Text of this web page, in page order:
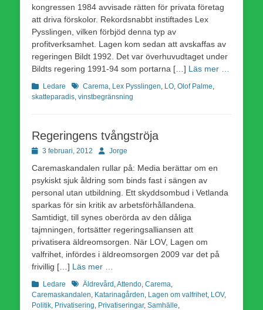
kongressen 1984 avvisade rätten för privata företag
att driva förskolor. Rekordsnabbt instiftades Lex
Pysslingen, vilken förbjöd denna typ av
profitverksamhet. Lagen kom sedan att avskaffas av
regeringen Bildt 1992. Det var överhuvudtaget under
Bildts regering 1991-94 som portarna […] Läs mer …
Kategorier
Ledare Etiketter
Carema Lex Pysslingen LO Olof Palme
skatteparadis vinstbegränsning
Regeringens tvångströja
Publicerad
3 februari, 2012 Författare
Jorge
Caremaskandalen rullar på: Media berättar om en
psykiskt sjuk åldring som binds fast i sängen av
personal utan utbildning. Ett skyddsombud i Vetlanda
sparkas för sin kritik av arbetsförhållandena.
Samtidigt, till synes oberörda av den dåliga
tajmningen, fortsätter regeringsalliansen att
privatisera äldreomsorgen. När LOV, Lagen om
valfrihet, infördes i äldreomsorgen 2009 var det på
frivillig […] Läs mer …
Kategorier
Ledare Etiketter
Äldrevård Attendo Carema
Caremaskandalen Katarinagården Lagen om valfrihet, LOV,
Politik Privatisering Privatiseringar, Samhälle